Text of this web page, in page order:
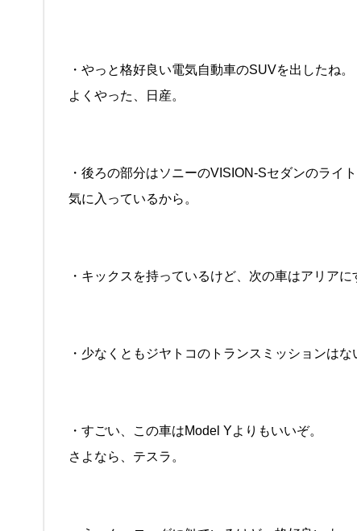
・やっと格好良い電気自動車のSUVを出したね。
よくやった、日産。
・後ろの部分はソニーのVISION-Sセダンのライ
気に入っているから。
・キックスを持っているけど、次の車はアリアに
・少なくともジヤトコのトランスミッションはな
・すごい、この車はModel Yよりもいいぞ。
さよなら、テスラ。